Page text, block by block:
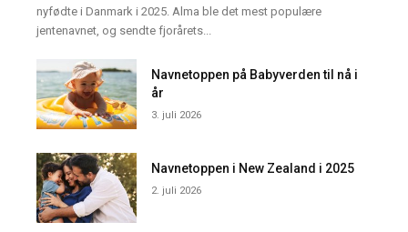
nyfødte i Danmark i 2025. Alma ble det mest populære
jentenavnet, og sendte fjorårets...
Navnetoppen på Babyverden til nå i
år
3. juli 2026
Navnetoppen i New Zealand i 2025
2. juli 2026